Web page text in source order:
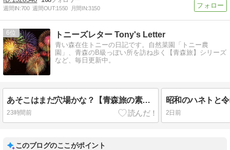
週間IN:700 週間OUT:1550 月間IN:3150
6 トニーズレター Tony's Letter
青い森在住トニーの日記です。自然菜園「トニー農
園」、青森のB級っぽい所を訪ね歩く【青森旅】シリーズ
など、毎日更新中。
あそこはまだ穴場かな？【青森旅の素・POG】
23時間前
昭和のハネトと
2日前
このブログのここがポイント